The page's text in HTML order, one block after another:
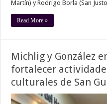
Martín) y Rodrigo Borla (San
Read More »
Michlig y González
fortalecer
culturales de San